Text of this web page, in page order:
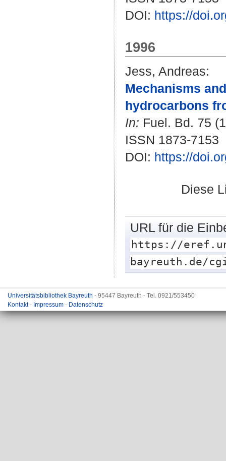
DOI: https://
1996
Jess, Andreas:
Mechanisms
hydrocarbons
In: Fuel. Bd. 75
ISSN 1873-7153
DOI: https://
Diese
URL für die
https://
bayreuth.de/
Universitätsbibliothek Bayreuth - 95447 Bayreuth - Tel. 0921/553450
Kontakt- Impressum - Datenschutz